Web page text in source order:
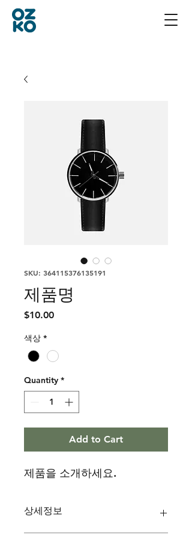
SKU: 364115376135191
제품명
$10.00Price
색상 *
Quantity *
Add to Cart
제품을 소개하세요.
상세정보